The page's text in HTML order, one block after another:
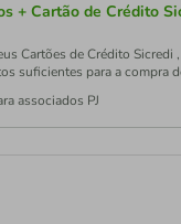
+ Cartão de Crédito
Cartões de Crédito Sicredi
suficientes para a compra
associados PJ